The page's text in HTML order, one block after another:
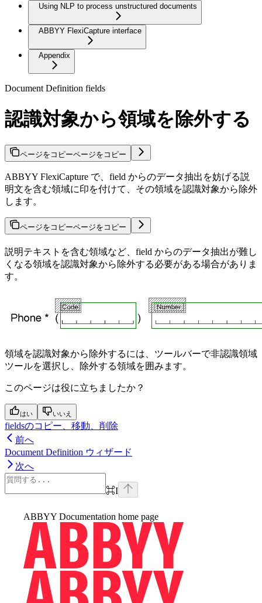
Using NLP to process unstructured documents
ABBYY FlexiCapture interface
Appendix
Document Definition fields
認識対象から領域を除外する
ページをコピーページをコピー
ABBYY FlexiCapture で、field からのデータ抽出を妨げる説
明文を含む領域に印を付けて、その領域を認識対象から除外
します。
ページをコピーページをコピー
説明テキストを含む領域など、field からのデータ抽出が難し
くなる領域を認識対象から除外する必要がある場合がありま
す。
領域を認識対象から除外するには、ツールバーで非認識領域
ツールを選択し、除外する領域を囲みます。
このページは役に立ちましたか？
はい いいえ
fieldsのコピー、移動、削除
前へ
Document Definition ウィザード
次へ
⌘I
ABBYY Documentation home page